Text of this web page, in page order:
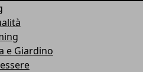
e Giardino